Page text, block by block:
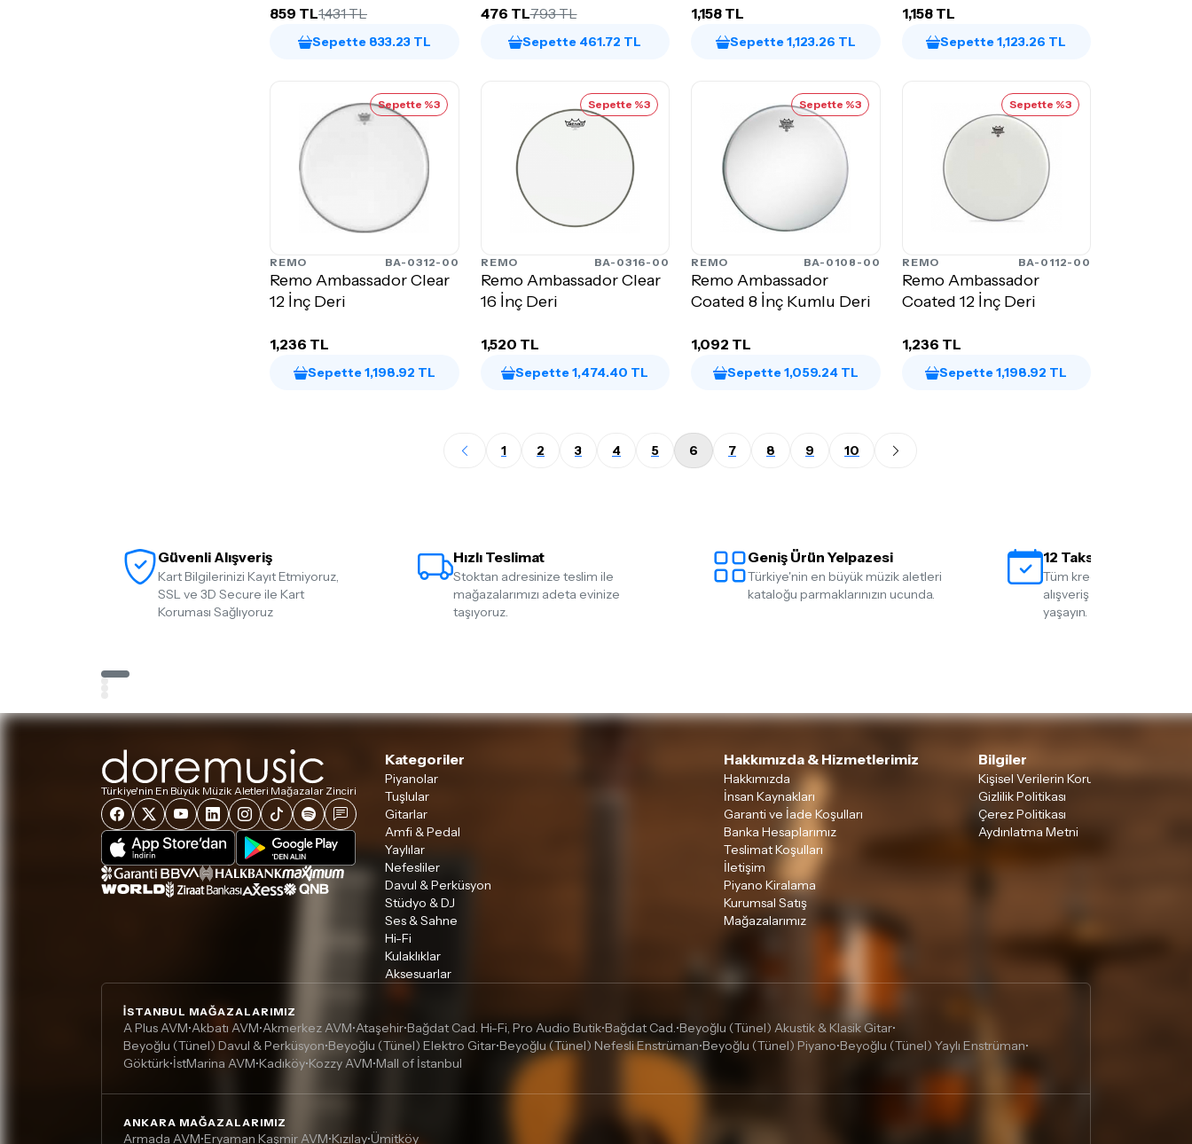
859 TL1,431 TL
Sepette 833.23 TL
476 TL793 TL
Sepette 461.72 TL
1,158 TL
Sepette 1,123.26 TL
1,158 TL
Sepette 1,123.26 TL
Sepette %3
REMO BA-0312-00
Remo Ambassador Clear
12 İnç Deri
1,236 TL
Sepette 1,198.92 TL
Sepette %3
REMO BA-0316-00
Remo Ambassador Clear
16 İnç Deri
1,520 TL
Sepette 1,474.40 TL
Sepette %3
REMO BA-0108-00
Remo Ambassador
Coated 8 İnç Kumlu Deri
1,092 TL
Sepette 1,059.24 TL
Sepette %3
REMO BA-0112-00
Remo Ambassador
Coated 12 İnç Deri
1,236 TL
Sepette 1,198.92 TL
1 2 3 4 5 6 7 8 9 10
Güvenli Alışveriş
Kart Bilgilerinizi Kayıt Etmiyoruz,
SSL ve 3D Secure ile Kart
Koruması Sağlıyoruz
Hızlı Teslimat
Stoktan adresinize teslim ile
mağazalarımızı adeta evinize
taşıyoruz.
Geniş Ürün Yelpazesi
Türkiye'nin en büyük müzik aletleri
kataloğu parmaklarınızın ucunda.
12 Taksit İmkanı
Tüm kredi kartlarına 12
alışveriş yapmanın
yaşayın.
Türkiye'nin En Büyük Müzik Aletleri Mağazalar Zinciri
Kategoriler
Piyanolar
Tuşlular
Gitarlar
Amfi & Pedal
Yaylılar
Nefesliler
Davul & Perküsyon
Stüdyo & DJ
Ses & Sahne
Hi-Fi
Kulaklıklar
Aksesuarlar
Hakkımızda & Hizmetlerimiz
Hakkımızda
İnsan Kaynakları
Garanti ve İade Koşulları
Banka Hesaplarımız
Teslimat Koşulları
İletişim
Piyano Kiralama
Kurumsal Satış
Mağazalarımız
Bilgiler
Kişisel Verilerin Korunması
Gizlilik Politikası
Çerez Politikası
Aydınlatma Metni
İSTANBUL MAĞAZALARIMIZ
A Plus AVM•Akbatı AVM•Akmerkez AVM•Ataşehir•Bağdat Cad. Hi-Fi, Pro Audio Butik•Bağdat Cad.•Beyoğlu (Tünel) Akustik & Klasik Gitar•
Beyoğlu (Tünel) Davul & Perküsyon•Beyoğlu (Tünel) Elektro Gitar•Beyoğlu (Tünel) Nefesli Enstrüman•Beyoğlu (Tünel) Piyano•Beyoğlu (Tünel) Yaylı Enstrüman•
Göktürk•İstMarina AVM•Kadıköy•Kozzy AVM•Mall of İstanbul
ANKARA MAĞAZALARIMIZ
Armada AVM•Eryaman Kaşmir AVM•Kızılay•Ümitköy